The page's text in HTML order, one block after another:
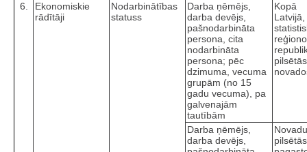
6.
Ekonomiskie
rādītāji
Nodarbinātības
statuss
Darba ņēmējs,
darba devējs,
pašnodarbināta
persona, cita
nodarbināta
persona; pēc
dzimuma, vecuma
grupām (no 15
gadu vecuma), pa
galvenajām
tautībām
Kopā
Latvijā,
Darba ņēmējs,
darba devējs,
Novadu